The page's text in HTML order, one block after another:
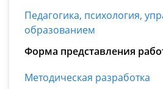
Педагогика, психология,
образованием
Форма представления
Методическая разработка